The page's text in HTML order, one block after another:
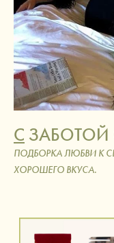
С ЗАБОТОЙ
ПОДБОРКА ЛЮБВИ К
ХОРОШЕГО ВКУСА.